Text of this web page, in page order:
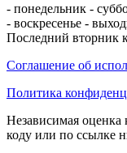
- понедельник -
- воскресенье -
Последний вторник
Соглашение об
Политика
Независимая оценка
коду или по ссылке